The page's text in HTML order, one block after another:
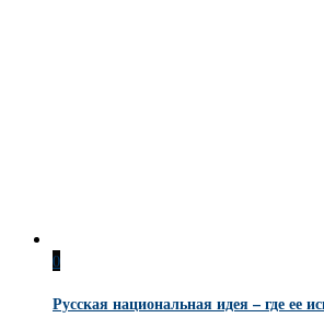
0
Русская национальная идея – где ее